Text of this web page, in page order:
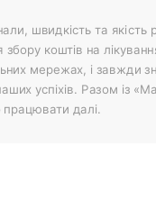
швидкість та якість
коштів на
мережах, і завжди
успіхів. Разом із
працювати далі.